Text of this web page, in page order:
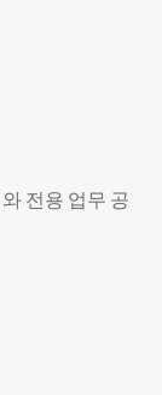
전용 업무 공